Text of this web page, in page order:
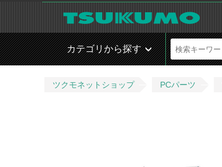
カテゴリから探す
ツクモネットショップ PCパーツ